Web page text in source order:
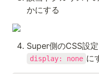
かにする
Super側のCSS設
display: none に